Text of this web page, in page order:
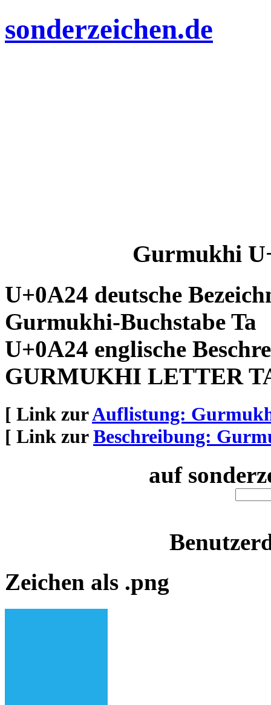
sonderzeichen.de
Gurmukhi
U+0A24 deutsche
Gurmukhi-Buchstabe Ta
U+0A24 englische
GURMUKHI LETTER
[ Link zurAuflistung:
[ Link zurBeschreibung:
auf
Zeichen als .png